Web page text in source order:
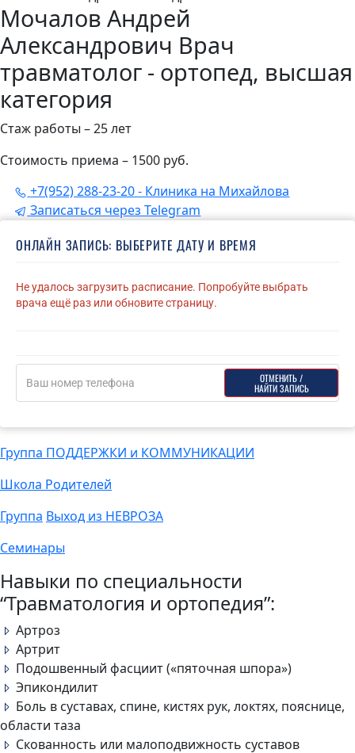
Мочалов Андрей
Александрович Врач
травматолог - ортопед, высшая
категория
Стаж работы – 25 лет
Стоимость приема – 1500 руб.
+7(952) 288-23-20 - Клиника на Михайлова
Записаться через Telegram
ОНЛАЙН ЗАПИСЬ: ВЫБЕРИТЕ ДАТУ И ВРЕМЯ
Не удалось загрузить расписание. Попробуйте выбрать
врача ещё раз или обновите страницу.
ОТМЕНИТЬ ИЛИ НАЙТИ ЗАПИСЬ ОТМЕНИТЬ /
НАЙТИ ЗАПИСЬ
Группа ПОДДЕРЖКИ и КОММУНИКАЦИИ
Школа Родителей
Группа Выход из НЕВРОЗА
Семинары
Навыки по специальности
“Травматология и ортопедия”:
Артроз
Артрит
Подошвенный фасциит («пяточная шпора»)
Эпикондилит
Боль в суставах, спине, кистях рук, локтях, пояснице,
области таза
Скованность или малоподвижность суставов